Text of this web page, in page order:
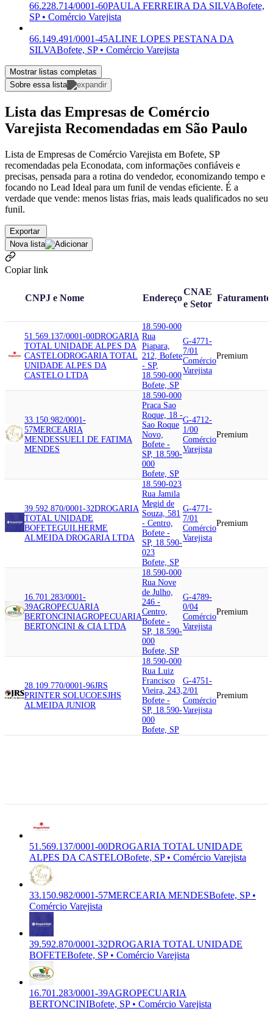
66.228.714/0001-60PAULA FERREIRA DA SILVABofete,
SP • Comércio Varejista
66.149.491/0001-45ALINE LOPES PESTANA DA
SILVABofete, SP • Comércio Varejista
Mostrar listas completas
Sobre essa lista
Lista das Empresas de Comércio
Varejista Recomendadas em São Paulo
Lista de Empresas de Comércio Varejista em Bofete, SP
recomendadas pela Econodata, com informações confiáveis e
precisas, pensada para a rotina do vendedor, economizando tempo e
focando no Lead Ideal para um funil de vendas eficiente. É a
verdade que vende: menos listas frias, mais leads qualificados no seu
funil.
Exportar
Nova lista
Copiar link
CNPJ e Nome Endereço
CNAE
e Setor
Faturamento
51.569.137/0001-00DROGARIA
TOTAL UNIDADE ALPES DA
CASTELODROGARIA TOTAL
UNIDADE ALPES DA
CASTELO LTDA
18.590-000
Rua
Piapara,
212, Bofete
- SP,
18.590-000
Bofete, SP
G-4771-
7/01
Comércio
Varejista
Premium
33.150.982/0001-
57MERCEARIA
MENDESSUELI DE FATIMA
MENDES
18.590-000
Praca Sao
Roque, 18 -
Sao Roque
Novo,
Bofete -
SP, 18.590-
000
Bofete, SP
G-4712-
1/00
Comércio
Varejista
Premium
39.592.870/0001-32DROGARIA
TOTAL UNIDADE
BOFETEGUILHERME
ALMEIDA DROGARIA LTDA
18.590-023
Rua Jamila
Megid de
Souza, 581
- Centro,
Bofete -
SP, 18.590-
023
Bofete, SP
G-4771-
7/01
Comércio
Varejista
Premium
16.701.283/0001-
39AGROPECUARIA
BERTONCINIAGROPECUARIA
BERTONCINI & CIA LTDA
18.590-000
Rua Nove
de Julho,
246 -
Centro,
Bofete -
SP, 18.590-
000
Bofete, SP
G-4789-
0/04
Comércio
Varejista
Premium
28.109.770/0001-96JRS
PRINTER SOLUCOESJHS
ALMEIDA JUNIOR
18.590-000
Rua Luiz
Francisco
Vieira, 243,
Bofete -
SP, 18.590-
000
Bofete, SP
G-4751-
2/01
Comércio
Varejista
Premium
51.569.137/0001-00DROGARIA TOTAL UNIDADE
ALPES DA CASTELOBofete, SP • Comércio Varejista
33.150.982/0001-57MERCEARIA MENDESBofete, SP •
Comércio Varejista
39.592.870/0001-32DROGARIA TOTAL UNIDADE
BOFETEBofete, SP • Comércio Varejista
16.701.283/0001-39AGROPECUARIA
BERTONCINIBofete, SP • Comércio Varejista